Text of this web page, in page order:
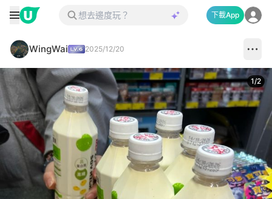
下載App
WingWai 2025/12/20
1/2